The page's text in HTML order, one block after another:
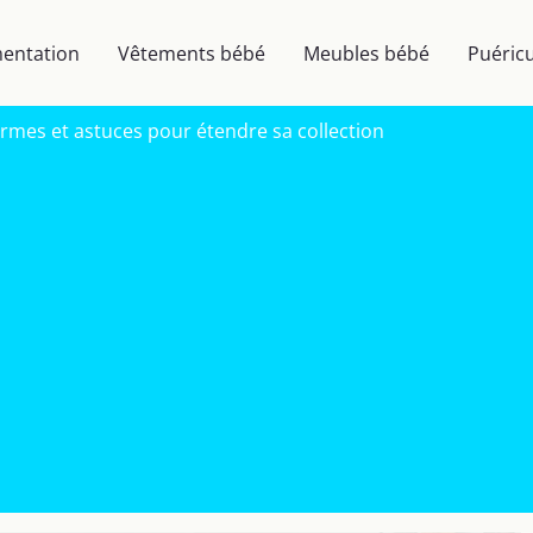
Vêtements bébé Meubles bébé
et astuces pour étendre sa collection